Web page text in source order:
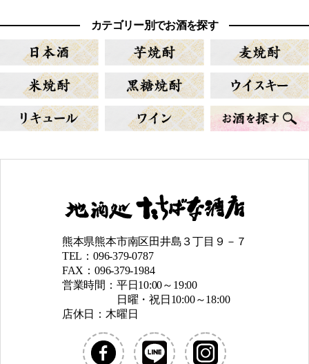
カテゴリー別でお酒を探す
熊本県熊本市南区田井島３丁目９－７
TEL：096-379-0787
FAX：096-379-1984
営業時間：平日10:00～19:00
日曜・祝日10:00～18:00
店休日：木曜日